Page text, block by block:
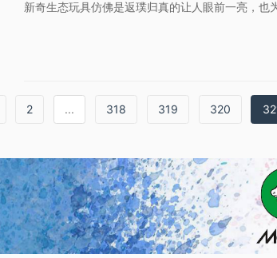
新奇生态玩具仿佛是返璞归真的让人眼前一亮，也
2 ... 318 319 320